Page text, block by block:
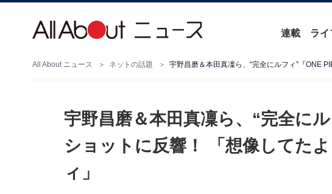
連載 ライ
All About ニュース ネットの話題
宇野昌磨＆本田真凜ら、“完全に
ショットに反響！ 「想像してた
ィ」